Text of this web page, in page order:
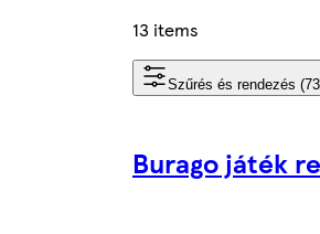
13 items
Szűrés és rendezés
Burago játék